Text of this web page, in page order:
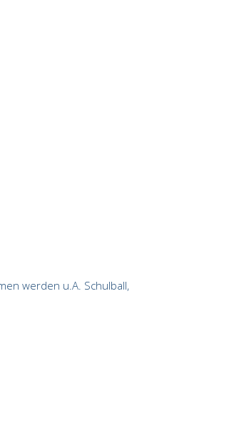
werden u.A. Schulball,